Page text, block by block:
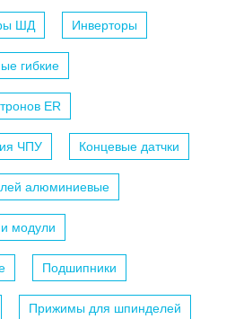
ШД Инверторы
гибкие
ER
ЧПУ Концевые датчки
алюминиевые
модули
Подшипники
Прижимы для шпинделей